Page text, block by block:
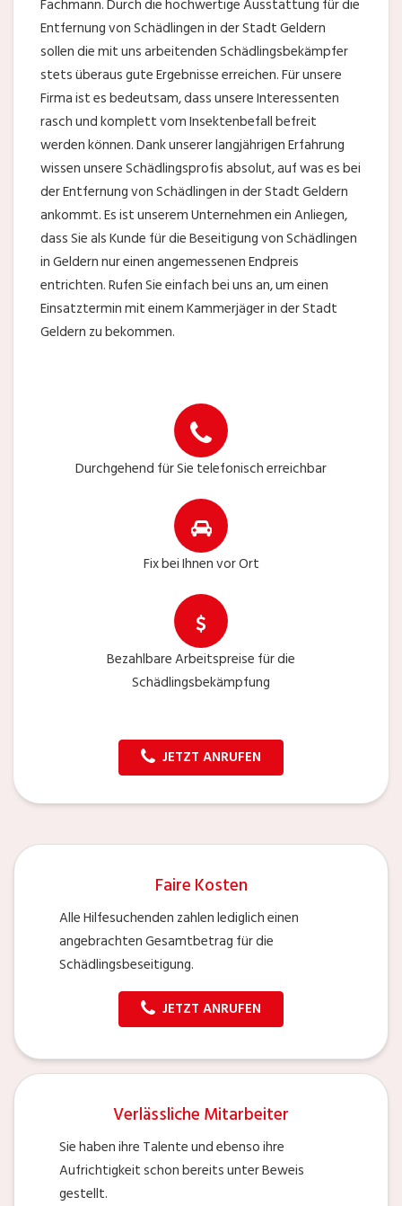
Fachmann. Durch die hochwertige Ausstattung für die
Entfernung von Schädlingen in der Stadt Geldern
sollen die mit uns arbeitenden Schädlingsbekämpfer
stets überaus gute Ergebnisse erreichen. Für unsere
Firma ist es bedeutsam, dass unsere Interessenten
rasch und komplett vom Insektenbefall befreit
werden können. Dank unserer langjährigen Erfahrung
wissen unsere Schädlingsprofis absolut, auf was es bei
der Entfernung von Schädlingen in der Stadt Geldern
ankommt. Es ist unserem Unternehmen ein Anliegen,
dass Sie als Kunde für die Beseitigung von Schädlingen
in Geldern nur einen angemessenen Endpreis
entrichten. Rufen Sie einfach bei uns an, um einen
Einsatztermin mit einem Kammerjäger in der Stadt
Geldern zu bekommen.
Durchgehend für Sie telefonisch erreichbar
Fix bei Ihnen vor Ort
Bezahlbare Arbeitspreise für die
Schädlingsbekämpfung
JETZT ANRUFEN
Faire Kosten
Alle Hilfesuchenden zahlen lediglich einen
angebrachten Gesamtbetrag für die
Schädlingsbeseitigung.
JETZT ANRUFEN
Verlässliche Mitarbeiter
Sie haben ihre Talente und ebenso ihre
Aufrichtigkeit schon bereits unter Beweis
gestellt.